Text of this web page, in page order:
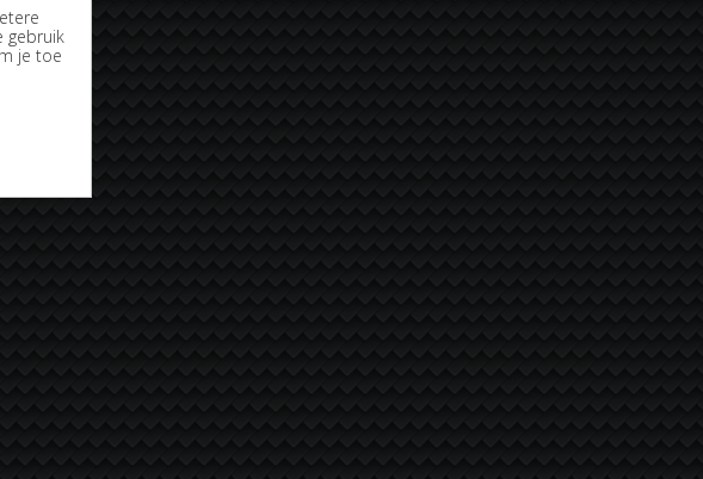
gebruik
je toe